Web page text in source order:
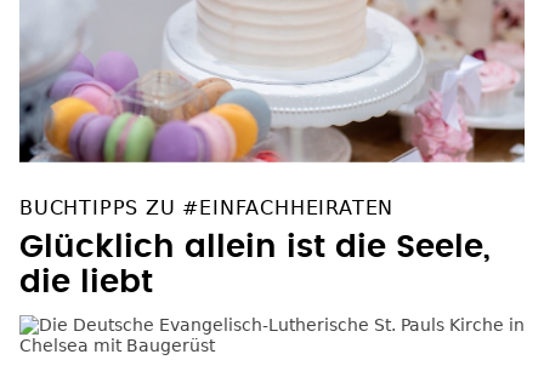
BUCHTIPPS ZU #EINFACHHEIRATEN
Glücklich allein ist die Seele,
die liebt